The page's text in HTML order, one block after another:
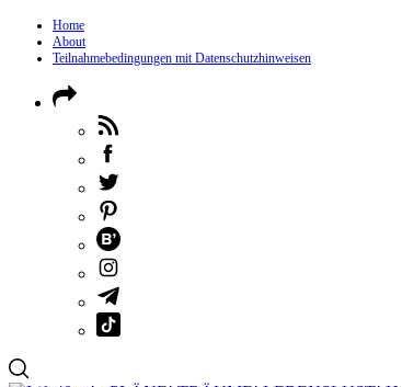
Home
About
Teilnahmebedingungen mit Datenschutzhinweisen